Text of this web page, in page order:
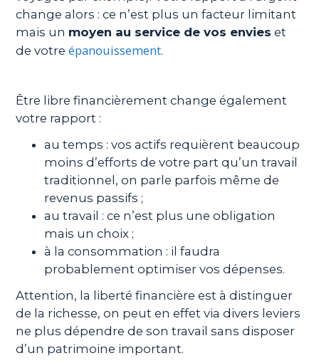
change alors : ce n’est plus un facteur limitant
mais un moyen au service de vos envies et
de votreépanouissement.
Être libre financièrement change également
votre rapport :
au temps : vos actifs requièrent beaucoup
moins d’efforts de votre part qu’un travail
traditionnel, on parle parfois même de
revenus passifs ;
au travail : ce n’est plus une obligation
mais un choix ;
à la consommation : il faudra
probablement optimiser vos dépenses.
Attention, la liberté financière est à distinguer
de la richesse, on peut en effet via divers leviers
ne plus dépendre de son travail sans disposer
d’un patrimoine important.